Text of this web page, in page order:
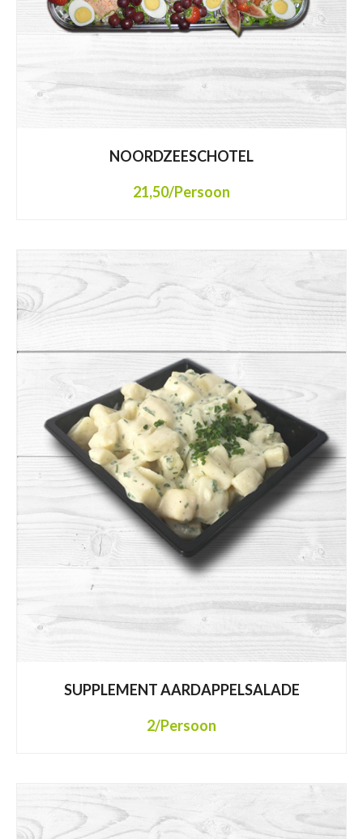
NOORDZEESCHOTEL
21,50/Persoon
SUPPLEMENT AARDAPPELSALADE
2/Persoon